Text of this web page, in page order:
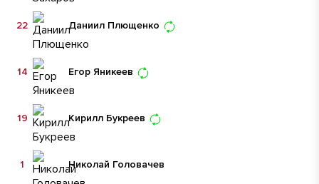
Даниил Плющенко
22
Егор Яникеев
14
Кирилл Букреев
19
Николай Головачев
1